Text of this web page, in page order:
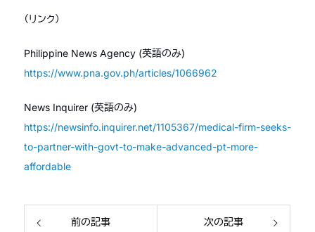
（リンク）
Philippine News Agency (英語のみ)
https://www.pna.gov.ph/articles/1066962
News Inquirer (英語のみ)
https://newsinfo.inquirer.net/1105367/medical-firm-seeks-
to-partner-with-govt-to-make-advanced-pt-more-
affordable
前の記事 次の記事